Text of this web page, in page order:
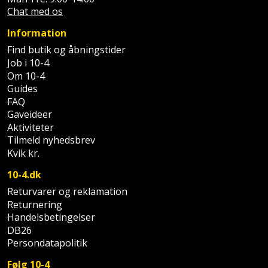
Chat med os
Information
Find butik og åbningstider
Job i 10-4
Om 10-4
Guides
FAQ
Gaveideer
Aktiviteter
Tilmeld nyhedsbrev
Kvik kr.
10-4.dk
Returvarer og reklamation
Returnering
Handelsbetingelser
DB26
Persondatapolitik
Følg 10-4